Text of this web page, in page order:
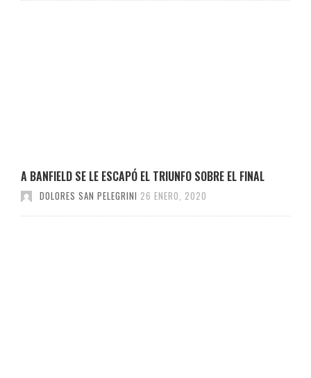
A BANFIELD SE LE ESCAPÓ EL TRIUNFO SOBRE EL FINAL
DOLORES SAN PELEGRINI 26 ENERO, 2020